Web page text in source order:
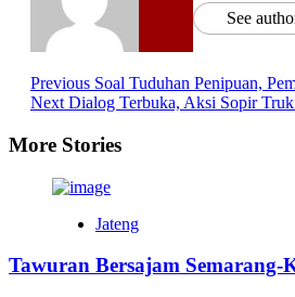
See
Previous Soal Tuduhan Penipuan,
Next Dialog Terbuka, Aksi Sopir
More Stories
Jateng
Tawuran Bersajam